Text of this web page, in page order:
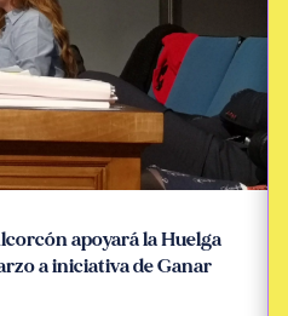
apoyará la Huelga
a iniciativa de Ganar